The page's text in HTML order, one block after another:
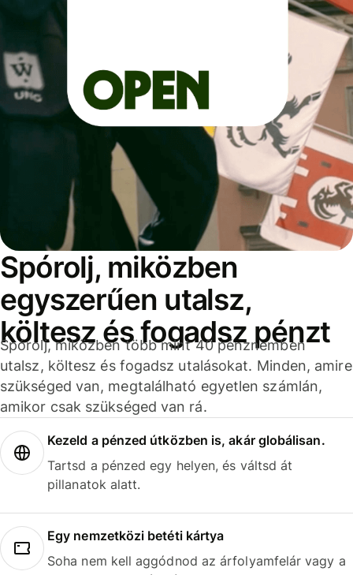
Spórolj, miközben
egyszerűen utalsz,
költesz és fogadsz pénzt
Spórolj, miközben több mint 40 pénznemben
utalsz, költesz és fogadsz utalásokat. Minden, amire
szükséged van, megtalálható egyetlen számlán,
amikor csak szükséged van rá.
Kezeld a pénzed útközben is, akár globálisan.
Tartsd a pénzed egy helyen, és váltsd át
pillanatok alatt.
Egy nemzetközi betéti kártya
Soha nem kell aggódnod az árfolyamfelár vagy a